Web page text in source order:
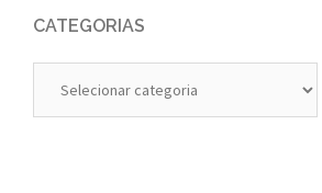
CATEGORIAS